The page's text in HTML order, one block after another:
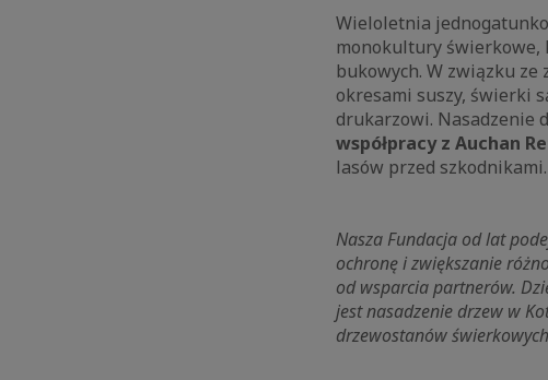
Wieloletnia
monokultury świerkowe,
bukowych. W związku
okresami suszy, świerki
drukarzowi. Nasadzenie
współpracy z Auchan
lasów przed szkodnikami.
Nasza Fundacja od lat
ochronę i zwiększanie
od wsparcia partnerów.
jest nasadzenie drzew w
drzewostanów świerkowych